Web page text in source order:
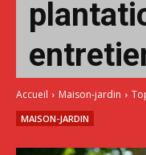
Accueil Maison-jardin
MAISON-JARDIN